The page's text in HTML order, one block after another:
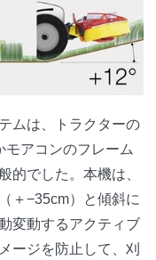
ムは、トラクターの
モアコンのフレーム
的でした。本機は、
＋−35cm）と傾斜に
変動するアクティブ
ージを防止して、刈